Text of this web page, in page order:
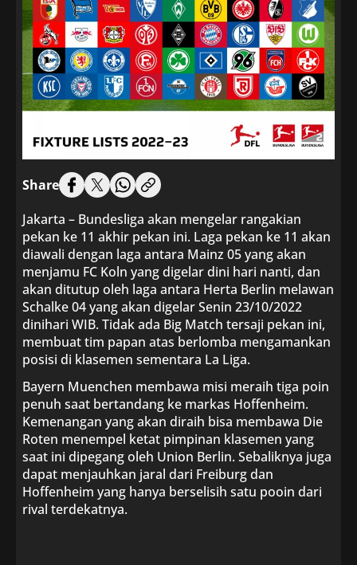
Share
Jakarta – Bundesliga akan mengelar rangakian
pekan ke 11 akhir pekan ini. Laga pekan ke 11 akan
diawali dengan laga antara Mainz 05 yang akan
menjamu FC Koln yang digelar dini hari nanti, dan
akan ditutup oleh laga antara Herta Berlin melawan
Schalke 04 yang akan digelar Senin 23/10/2022
dinihari WIB. Tidak ada Big Match tersaji pekan ini,
membuat tim papan atas berlomba mengamankan
posisi di klasemen sementara La Liga.
Bayern Muenchen membawa misi meraih tiga poin
penuh saat bertandang ke markas Hoffenheim.
Kemenangan yang akan diraih bisa membawa Die
Roten menempel ketat pimpinan klasemen yang
saat ini dipegang oleh Union Berlin. Sebaliknya juga
dapat menjauhkan jaral dari Freiburg dan
Hoffenheim yang hanya berselisih satu pooin dari
rival terdekatnya.